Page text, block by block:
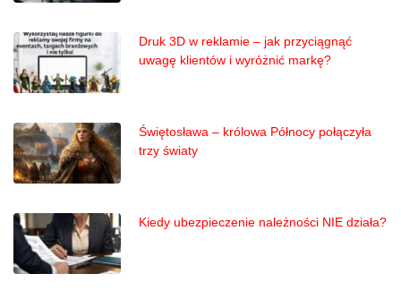
Druk 3D w reklamie – jak przyciągnąć
uwagę klientów i wyróżnić markę?
Świętosława – królowa Północy połączyła
trzy światy
Kiedy ubezpieczenie należności NIE działa?